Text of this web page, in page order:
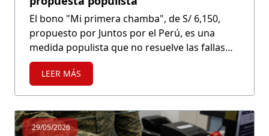
El bono "Mi primera chamba", de S/ 6,150,
propuesto por Juntos por el Perú, es una
medida populista que no resuelve las fallas
estructurales del mercado laboral juvenil: la
inadecuación ocupacional, la informalidad
emprendimiento y la contratación formal.
LEER MÁS
29/05/2026